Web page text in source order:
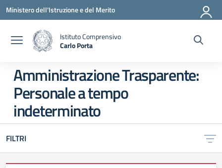
Vai ai contenuti
Vai al menu di navigazione
Vai al footer
Ministero dell'Istruzione e del Merito
Istituto Comprensivo
Carlo Porta
Amministrazione Trasparente:
Personale a tempo
indeterminato
FILTRI